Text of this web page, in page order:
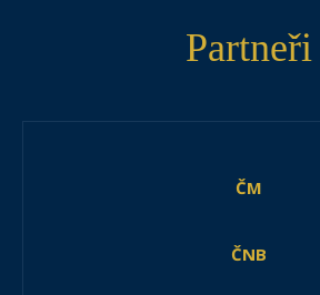
Partneři
ČM
ČNB